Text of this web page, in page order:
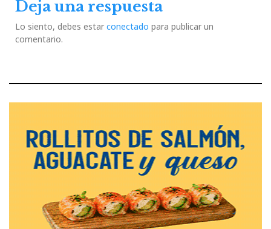
Deja una respuesta
Lo siento, debes estar conectado para publicar un
comentario.